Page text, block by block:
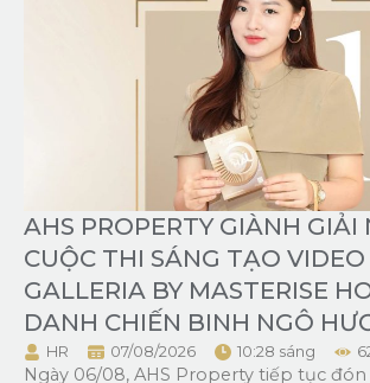
AHS PROPERTY GIÀNH GIẢI
CUỘC THI SÁNG TẠO
GALLERIA BY MASTERISE
DANH CHIẾN BINH NGÔ
HR 07/08/2026 10:28 sáng
Ngày 06/08, AHS Property tiếp tục